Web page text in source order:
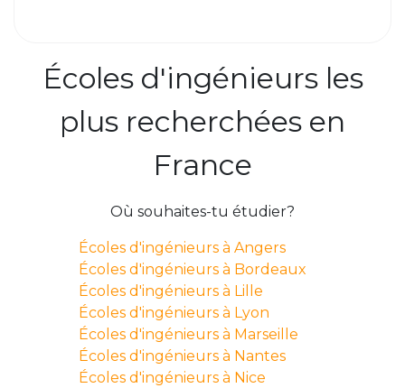
Écoles d'ingénieurs les
plus recherchées en
France
Où souhaites-tu étudier?
Écoles d'ingénieurs à Angers
Écoles d'ingénieurs à Bordeaux
Écoles d'ingénieurs à Lille
Écoles d'ingénieurs à Lyon
Écoles d'ingénieurs à Marseille
Écoles d'ingénieurs à Nantes
Écoles d'ingénieurs à Nice